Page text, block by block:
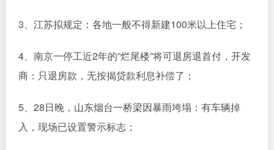
3、江苏拟规定：各地一般不得新建100米以上住宅；
4、南京一停工近2年的”烂尾楼”将可退房退首付，开发
商：只退房款，无按揭贷款利息补偿了；
5、28日晚，山东烟台一桥梁因暴雨垮塌：有车辆掉
入，现场已设置警示标志；